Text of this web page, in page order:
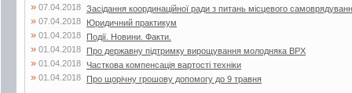
» 07.04.2018 Засідання координаційної ради з питань місцевого
» 07.04.2018 Юридичний практикум
» 01.04.2018 Події. Новини. Факти.
» 01.04.2018 Про державну підтримку вирощування молодняка ВРХ
» 01.04.2018 Часткова компенсація вартості техніки
» 01.04.2018 Про щорічну грошову допомогу до 9 травня